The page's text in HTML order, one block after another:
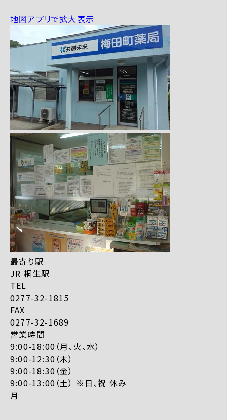
地図アプリで拡大表示
最寄り駅
JR 桐生駅
TEL
0277-32-1815
FAX
0277-32-1689
営業時間
9:00-18:00（月、火、水）
9:00-12:30（木）
9:00-18:30（金）
9:00-13:00（土） ※日、祝 休み
月